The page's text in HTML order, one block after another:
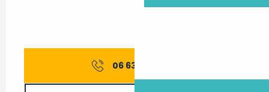
06 63 48 28